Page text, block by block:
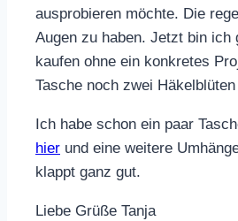
ausprobieren möchte. Die
Augen zu haben. Jetzt bin
kaufen ohne ein konkretes
Tasche noch zwei
Ich habe schon ein paar
hier und eine weitere
klappt ganz gut.
Liebe Grüße Tanja